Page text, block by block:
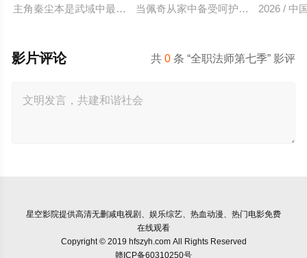
主角秦尘本是武域中最顶尖的天才强者，却遭歹人暗算，陨落
当佩奇从家中备受呵护的"小妹妹"一
2026 / 中
共0 条 “全职法师第七季” 影评
影片评论
星空影院提供高清无删减电视剧、娱乐综艺、热血动漫、热门电影免费
在线观看
Copyright © 2019 hfszyh.com All Rights Reserved
赣ICP备60310250号